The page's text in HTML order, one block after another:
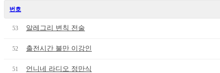
번호
53 알레그리 변칙 전술
52 출전시간 불만 이강인
51 언니네 라디오 정만식